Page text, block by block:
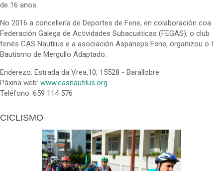
de 16 anos.
No 2016 a concellería de Deportes de Fene, en colaboración coa
Federación Galega de Actividades Subacuáticas (FEGAS), o club
fenés CAS Nautilus e a asociación Aspaneps Fene, organizou o I
Bautismo de Mergullo Adaptado.
Enderezo: Estrada da Vrea,10, 15528 - Barallobre
Páxina web: www.casnautilus.org
Teléfono: 659 114 576
CICLISMO